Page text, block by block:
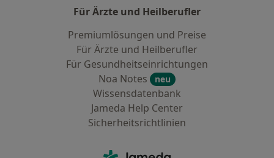
Für Ärzte und Heilberufler
Premiumlösungen und Preise
Für Ärzte und Heilberufler
Für Gesundheitseinrichtungen
Noa Notes
neu
Wissensdatenbank
Jameda Help Center
Sicherheitsrichtlinien
Jameda - Startseite